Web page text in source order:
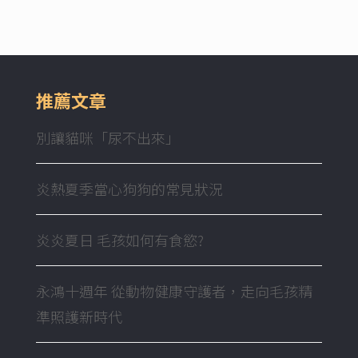
推薦文章
別讓貓咪「尿不出來」
炎熱夏季當心狗狗的常見狀況
炎炎夏日 毛孩如何有食慾?
永鴻十週年 從動物健康守護者，走向毛孩精
準照護新時代